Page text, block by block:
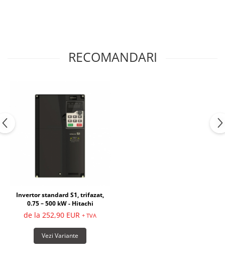
RECOMANDARI
Invertor standard S1, trifazat,
0.75 – 500 kW - Hitachi
de la 252,90 EUR + TVA
Vezi Variante